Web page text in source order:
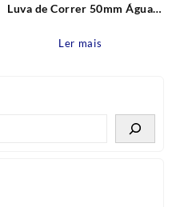
Luva de Correr 50mm Água
Ler mais